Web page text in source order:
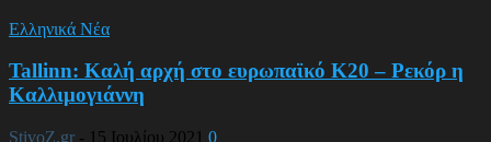
Ελληνικά Νέα
Tallinn: Καλή αρχή στο ευρωπαϊκό Κ20 – Ρεκόρ η
Καλλιμογιάννη
StivoZ.gr - 15 Ιουλίου 2021 0